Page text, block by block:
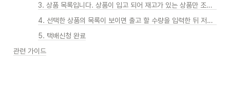
3. 상품 목록입니다. 상품이 입고 되어 재고가 있는 상품만 조회됩니다.
4. 선택한 상품의 목록이 보이면 출고 할 수량을 입력한 뒤 저장 버튼을 클릭합니다.
5. 택배신청 완료
관련 가이드